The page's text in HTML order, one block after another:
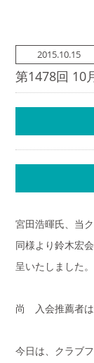
2015.10.15
第1478回 10
宮田浩暉氏、当
同様より鈴木宏
呈いたしました。
尚 入会推薦者は
今日は、クラブ